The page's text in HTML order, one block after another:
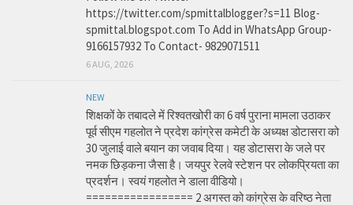
https://twitter.com/spmittalblogger?s=11 Blog-
spmittal.blogspot.com To Add in WhatsApp Group-
9166157932 To Contact- 9829071511
6 AUG, 2026
NEW
शिक्षकों के तबादले में रिश्वतखोरी का 6 वर्ष पुराना मामला उठाकर
पूर्व सीएम गहलोत ने प्रदेश कांग्रेस कमेटी के अध्यक्ष डोटासरा को
30 जुलाई वाले बयान का जवाब दिया। यह डोटासरा के जले पर
नमक छिड़कना जैसा है। जयपुर रेलवे स्टेशन पर लोकप्रियता का
प्रदर्शन। स्वयं गहलोत ने डाला वीडियो।
================= 2 अगस्त को कांग्रेस के वरिष्ठ नेता